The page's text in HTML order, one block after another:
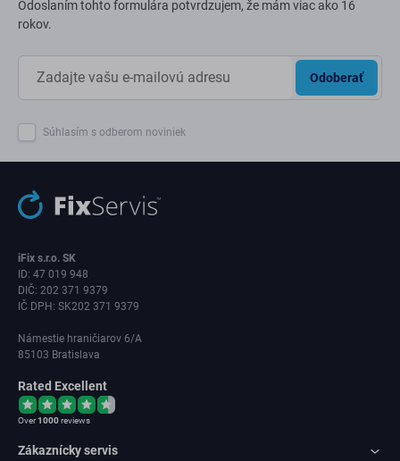
Odoslaním tohto formulára potvrdzujem, že mám viac ako 16
rokov.
Odoberať
Súhlasím s odberom noviniek
iFix s.r.o. SK
ID: 47 019 948
DIČ: 202 371 9379
IČ DPH: SK202 371 9379
Námestie hraničiarov 6/A
85103 Bratislava
Rated Excellent
Over1000reviews
Zákaznícky servis